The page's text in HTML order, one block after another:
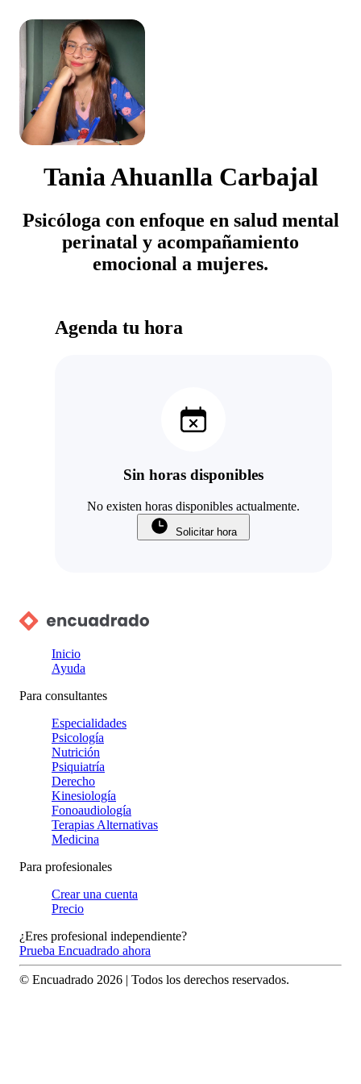
Tania Ahuanlla Carbajal
Psicóloga con enfoque en salud mental
perinatal y acompañamiento
emocional a mujeres.
Agenda tu hora
Sin horas disponibles
No existen horas disponibles actualmente.
Solicitar hora
Inicio
Ayuda
Para consultantes
Especialidades
Psicología
Nutrición
Psiquiatría
Derecho
Kinesiología
Fonoaudiología
Terapias Alternativas
Medicina
Para profesionales
Crear una cuenta
Precio
¿Eres profesional independiente?
Prueba Encuadrado ahora
© Encuadrado 2026 | Todos los derechos reservados.